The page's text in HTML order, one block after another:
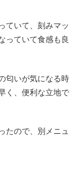
ていて、刻みマッ
っていて食感も良
匂いが気になる時
く、便利な立地で
たので、別メニュ